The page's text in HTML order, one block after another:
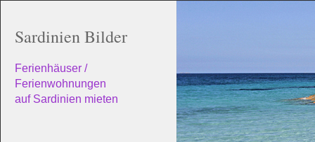
Sardinien Bilder
Ferienhäuser /
Ferienwohnungen
auf Sardinien mieten